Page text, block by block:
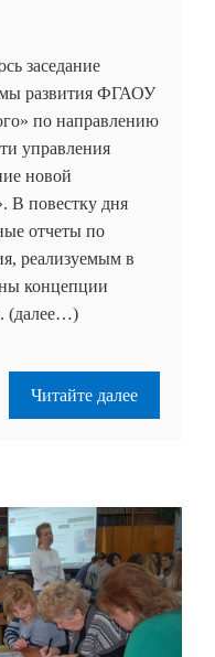
заседание
развития ФГАОУ
по направлению
управления
новой
В повестку дня
отчеты по
реализуемым в
концепции
(далее…)
Читайте далее